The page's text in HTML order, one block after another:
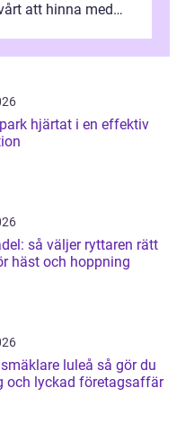
att hinna med
effektiv
så väljer ryttaren rätt
häst och hoppning
luleå så gör du
och lyckad företagsaffär